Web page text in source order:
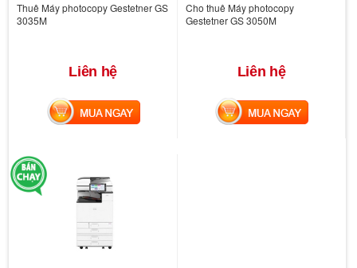
Thuê Máy photocopy Gestetner GS
3035M
Liên hệ
MUA NGAY
Cho thuê Máy photocopy
Gestetner GS 3050M
Liên hệ
MUA NGAY